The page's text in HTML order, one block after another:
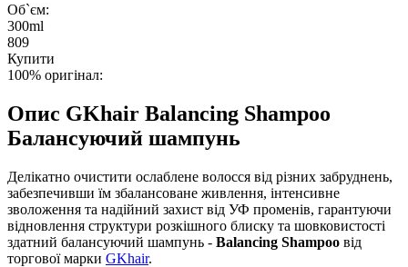
Об`єм:
300ml
809
Купити
100% оригінал:
Опис GKhair Balancing Shampoo
Балансуючий шампунь
Делікатно очистити ослаблене волосся від різних забруднень,
забезпечивши їм збалансоване живлення, інтенсивне
зволоження та надійний захист від УФ променів, гарантуючи
відновлення структури розкішного блиску та шовковистості
здатний балансуючий шампунь - Balancing Shampoo від
торгової марки GKhair.